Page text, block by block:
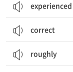
experienced
correct
roughly